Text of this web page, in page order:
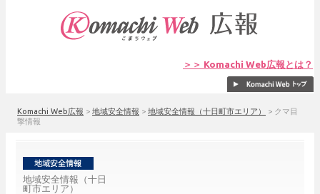
＞＞ Komachi Web広報とは？
Komachi Web広報 > 地域安全情報 > 地域安全情報（十日町市エリア） > クマ目
撃情報
地域安全情報（十日
町市エリア）